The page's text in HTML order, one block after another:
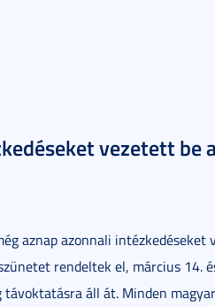
vezetett be
aznap azonnali intézkedéseket
rendeltek el, március 14.
áll át. Minden magyar